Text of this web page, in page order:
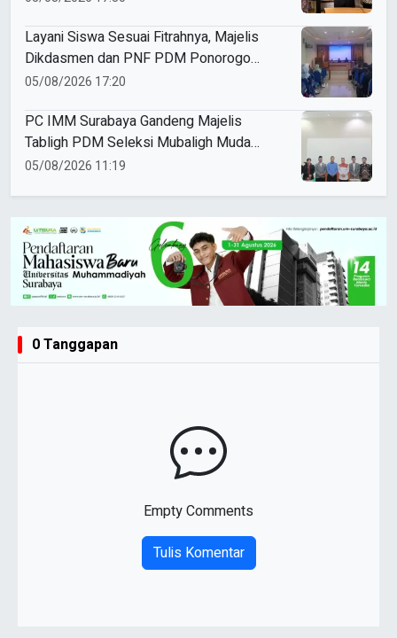
Layani Siswa Sesuai Fitrahnya, Majelis
Dikdasmen dan PNF PDM Ponorogo
Gelar Rapat Koordinasi Kepala Sekolah
05/08/2026 17:20
PC IMM Surabaya Gandeng Majelis
Tabligh PDM Seleksi Mubaligh Muda
untuk Safari Subuh
05/08/2026 11:19
0 Tanggapan
Empty Comments
Tulis Komentar